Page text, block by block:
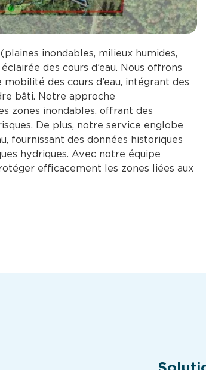
inondables, milieux humides,
des cours d’eau. Nous offrons
des cours d’eau, intégrant des
bâti. Notre approche
zones inondables, offrant des
De plus, notre service englobe
fournissant des données historiques
hydriques. Avec notre équipe
efficacement les zones liées aux